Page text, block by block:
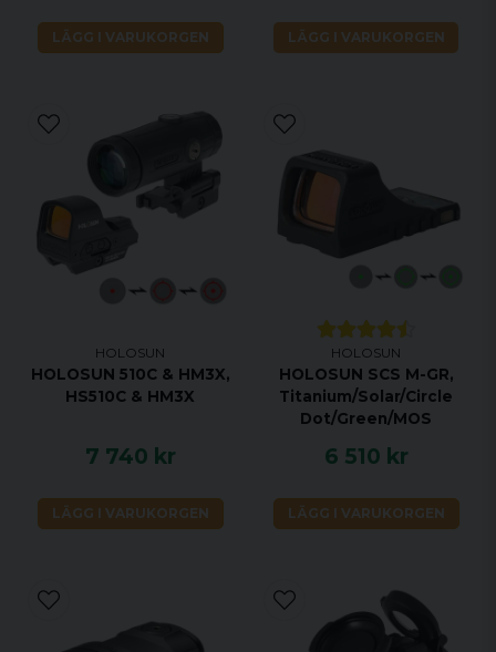
LÄGG I VARUKORGEN LÄGG I VARUKORGEN
HOLOSUN
HOLOSUN 510C & HM3X,
HS510C & HM3X
7 740 kr
LÄGG I VARUKORGEN
HOLOSUN
HOLOSUN SCS M-GR,
Titanium/Solar/Circle
Dot/Green/MOS
6 510 kr
LÄGG I VARUKORGEN